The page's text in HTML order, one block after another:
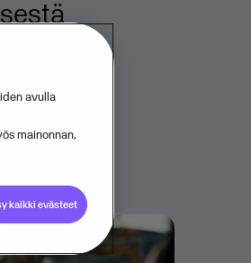
avulla
mainonnan,
kaikki evästeet